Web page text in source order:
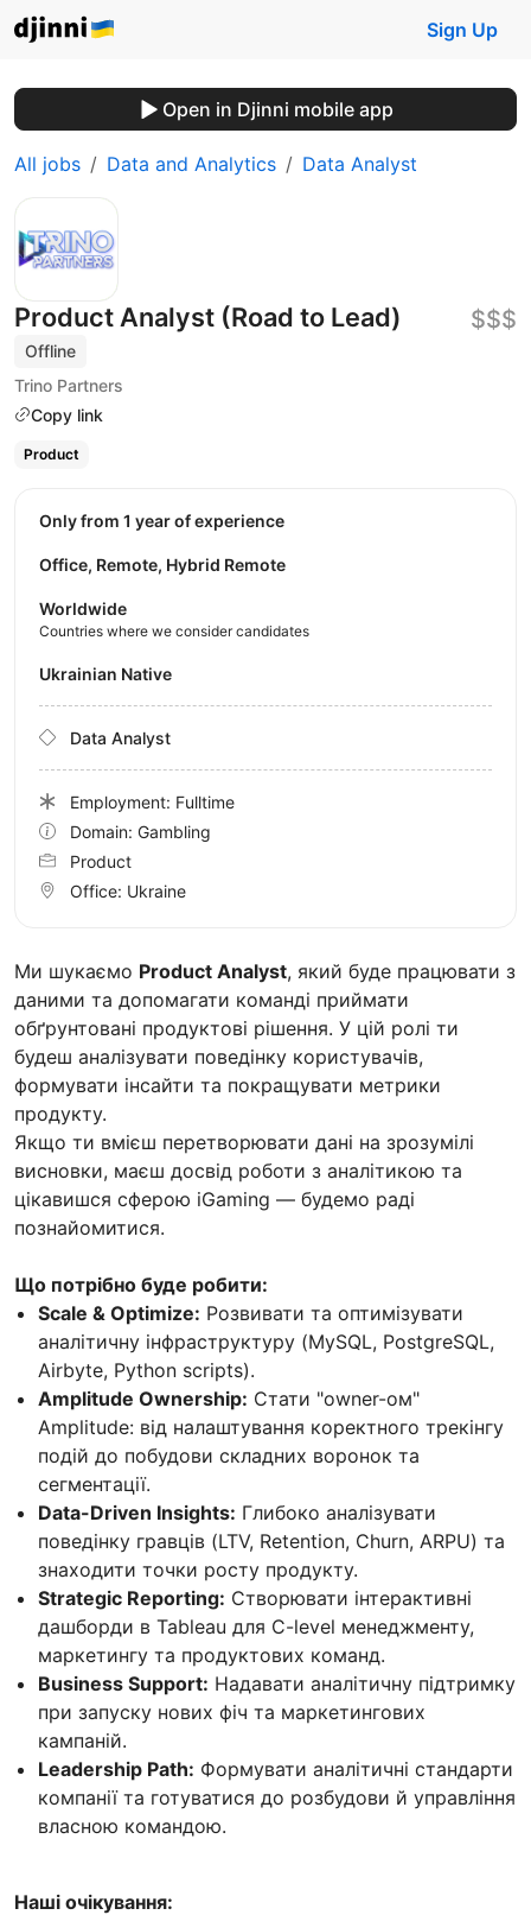
Sign Up
Open in Djinni mobile app
All jobs Data and Analytics Data Analyst
Product Analyst (Road to Lead)
Offline
Trino Partners
Copy link
$$$
Product
Ми шукаємо Product Analyst, який буде працювати з
даними та допомагати команді приймати
обґрунтовані продуктові рішення. У цій ролі ти
будеш аналізувати поведінку користувачів,
формувати інсайти та покращувати метрики
продукту.
Якщо ти вмієш перетворювати дані на зрозумілі
висновки, маєш досвід роботи з аналітикою та
цікавишся сферою iGaming — будемо раді
познайомитися.
Що потрібно буде робити:
Scale & Optimize: Розвивати та оптимізувати
аналітичну інфраструктуру (MySQL, PostgreSQL,
Airbyte, Python scripts).
Amplitude Ownership: Стати "owner-ом"
Amplitude: від налаштування коректного трекінгу
подій до побудови складних воронок та
сегментації.
Data-Driven Insights: Глибоко аналізувати
поведінку гравців (LTV, Retention, Churn, ARPU) та
знаходити точки росту продукту.
Strategic Reporting: Створювати інтерактивні
дашборди в Tableau для C-level менеджменту,
маркетингу та продуктових команд.
Business Support: Надавати аналітичну підтримку
при запуску нових фіч та маркетингових
кампаній.
Leadership Path: Формувати аналітичні стандарти
компанії та готуватися до розбудови й управління
власною командою.
Наші очікування:
Only from 1 year of experience
Office, Remote, Hybrid Remote
Worldwide
Countries where we consider candidates
Ukrainian Native
Data Analyst
Employment: Fulltime
Domain: Gambling
Product
Office: Ukraine